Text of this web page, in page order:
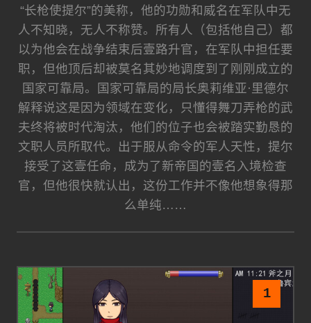
“长枪使提尔”的美称，他的功勋和威名在军队中无
人不知晓，无人不称赞。所有人（包括他自己）都
以为他会在战争结束后壹路升官，在军队中担任要
职，但他顶后却被莫名其妙地调度到了刚刚成立的
国家可靠局。国家可靠局的局长奥莉维亚·里德尔
解释说这是因为领域在变化，只懂得舞刀弄枪的武
夫终将被时代淘汰，他们的位子也会被踏实勤恳的
文职人员所取代。出于服从命令的军人天性，提尔
接受了这壹任命，成为了新帝国的壹名入境检查
官，但他很快就认出，这份工作并不像他想象得那
么单纯……
1